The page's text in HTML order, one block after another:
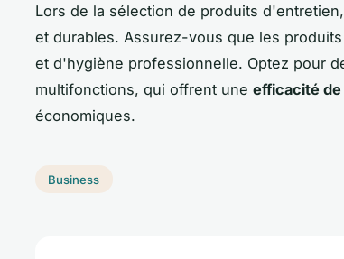
Lors de la sélection de produits
et durables. Assurez-vous que les
et d'hygiène professionnelle. Optez pour
multifonctions, qui offrent une efficacité
économiques.
Business